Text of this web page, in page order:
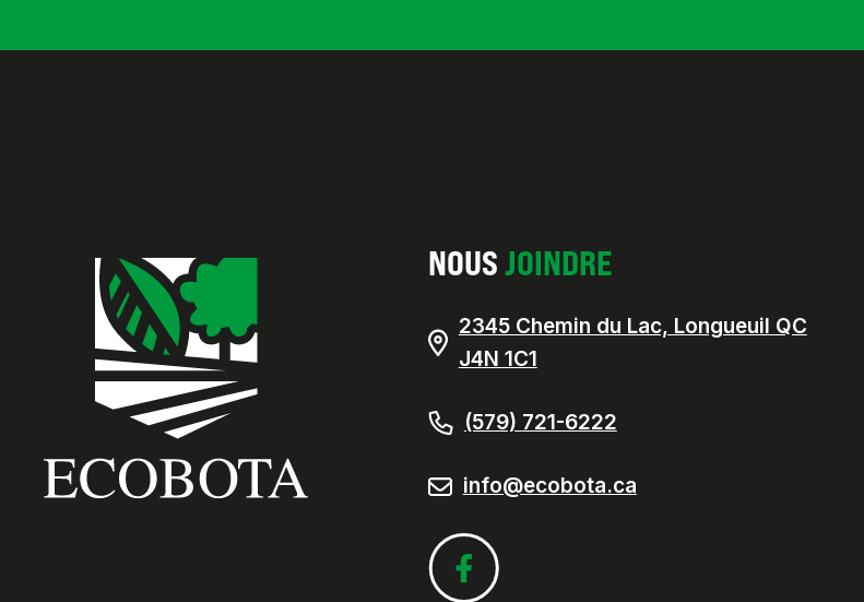
NOUSJOINDRE
2345 Chemin du Lac, Longueuil QC
J4N 1C1
(579) 721-6222
info@ecobota.ca